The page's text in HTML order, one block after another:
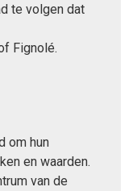
te volgen dat
Fignolé.
om hun
en waarden.
van de